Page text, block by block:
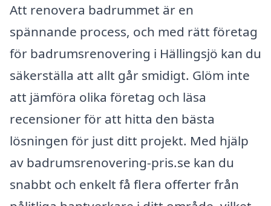
Att renovera badrummet är en
spännande process, och med rätt företag
för badrumsrenovering i Hällingsjö kan du
säkerställa att allt går smidigt. Glöm inte
att jämföra olika företag och läsa
recensioner för att hitta den bästa
lösningen för just ditt projekt. Med hjälp
av badrumsrenovering-pris.se kan du
snabbt och enkelt få flera offerter från